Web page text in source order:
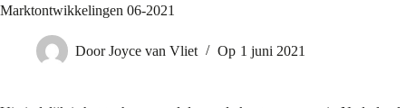
Marktontwikkelingen 06-2021
Door Joyce van Vliet Op 1 juni 2021